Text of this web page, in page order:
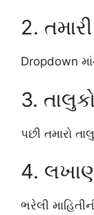
2.
Dropdown
3.
પછી તમારો
4.
ભરેલી